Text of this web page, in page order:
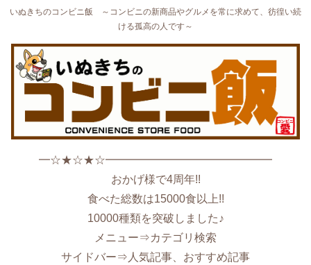
いぬきちのコンビニ飯 ～コンビニの新商品やグルメを常に求めて、彷徨い続
ける孤高の人です～
━☆★☆★☆━━━━━━━━━━━━━━━
おかげ様で4周年!!
食べた総数は15000食以上!!
10000種類を突破しました♪
メニュー⇒カテゴリ検索
サイドバー⇒人気記事、おすすめ記事